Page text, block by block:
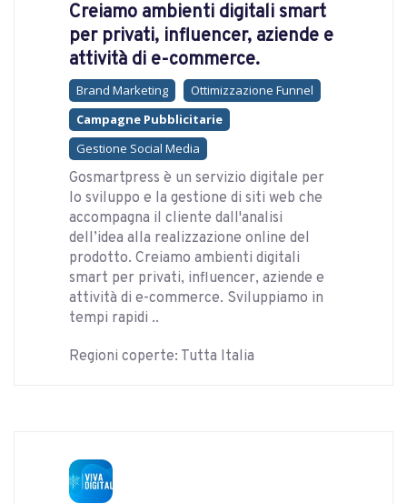
Creiamo ambienti digitali smart
per privati, influencer, aziende e
attività di e-commerce.
Brand Marketing
Ottimizzazione Funnel
Campagne Pubblicitarie
Gestione Social Media
Gosmartpress è un servizio digitale per
lo sviluppo e la gestione di siti web che
accompagna il cliente dall'analisi
dell’idea alla realizzazione online del
prodotto. Creiamo ambienti digitali
smart per privati, influencer, aziende e
attività di e-commerce. Sviluppiamo in
tempi rapidi ..
Regioni coperte: Tutta Italia